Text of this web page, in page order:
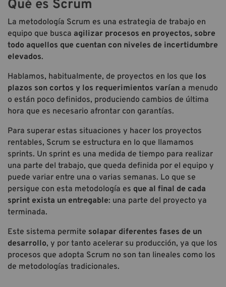
Qué es Scrum
La metodología Scrum es una estrategia de trabajo en
equipo que busca agilizar procesos en proyectos, sobre
todo aquellos que cuentan con niveles de incertidumbre
elevados.
Hablamos, habitualmente, de proyectos en los que los
plazos son cortos y los requerimientos varían a menudo
o están poco definidos, produciendo cambios de última
hora que es necesario afrontar con garantías.
Para superar estas situaciones y hacer los proyectos
rentables, Scrum se estructura en lo que llamamos
sprints. Un sprint es una medida de tiempo para realizar
una parte del trabajo, que queda definida por el equipo y
puede variar entre una o varias semanas. Lo que se
persigue con esta metodología es que al final de cada
sprint exista un entregable: una parte del proyecto ya
terminada.
Este sistema permite solapar diferentes fases de un
desarrollo, y por tanto acelerar su producción, ya que los
procesos que adopta Scrum no son tan lineales como los
de metodologías tradicionales.